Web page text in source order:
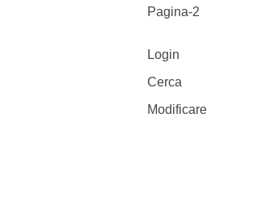
Pagina-2
Login
Cerca
Modificare